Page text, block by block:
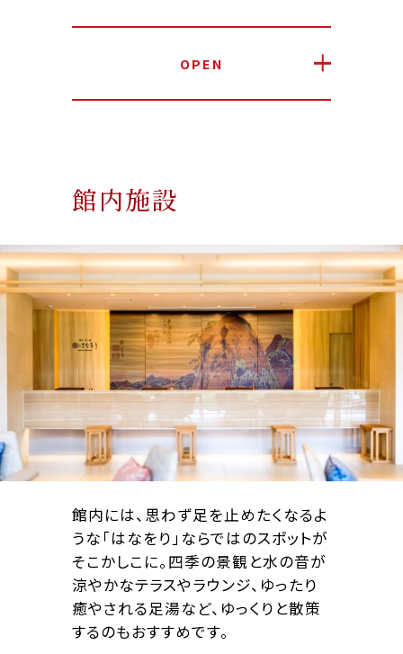
OPEN
館内施設
館内には、思わず足を止めたくなるよ
うな「はなをり」ならではのスポットが
そこかしこに。四季の景観と水の音が
涼やかなテラスやラウンジ、ゆったり
癒やされる足湯など、ゆっくりと散策
するのもおすすめです。